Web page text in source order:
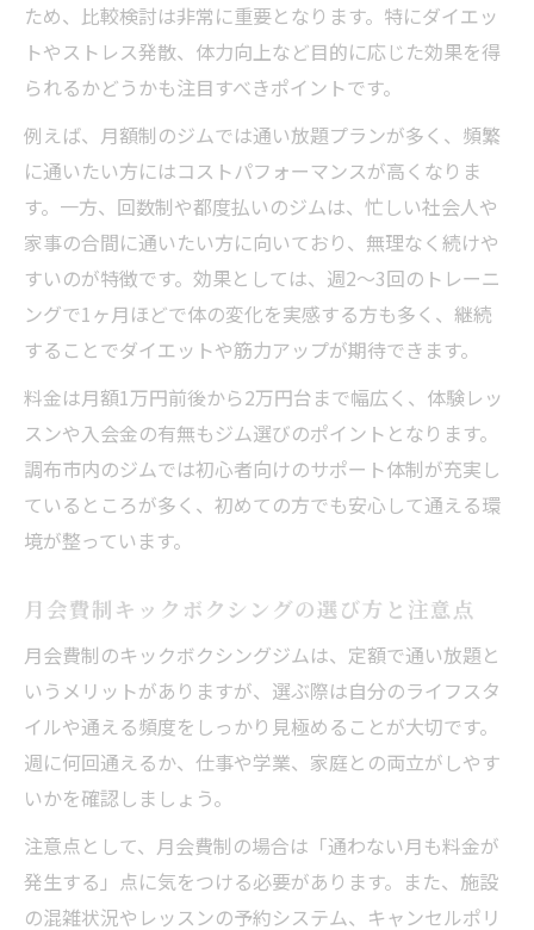
ため、比較検討は非常に重要となります。特にダイエッ
トやストレス発散、体力向上など目的に応じた効果を得
られるかどうかも注目すべきポイントです。
例えば、月額制のジムでは通い放題プランが多く、頻繁
に通いたい方にはコストパフォーマンスが高くなりま
す。一方、回数制や都度払いのジムは、忙しい社会人や
家事の合間に通いたい方に向いており、無理なく続けや
すいのが特徴です。効果としては、週2〜3回のトレーニ
ングで1ヶ月ほどで体の変化を実感する方も多く、継続
することでダイエットや筋力アップが期待できます。
料金は月額1万円前後から2万円台まで幅広く、体験レッ
スンや入会金の有無もジム選びのポイントとなります。
調布市内のジムでは初心者向けのサポート体制が充実し
ているところが多く、初めての方でも安心して通える環
境が整っています。
月会費制キックボクシングの選び方と注意点
月会費制のキックボクシングジムは、定額で通い放題と
いうメリットがありますが、選ぶ際は自分のライフスタ
イルや通える頻度をしっかり見極めることが大切です。
週に何回通えるか、仕事や学業、家庭との両立がしやす
いかを確認しましょう。
注意点として、月会費制の場合は「通わない月も料金が
発生する」点に気をつける必要があります。また、施設
の混雑状況やレッスンの予約システム、キャンセルポリ